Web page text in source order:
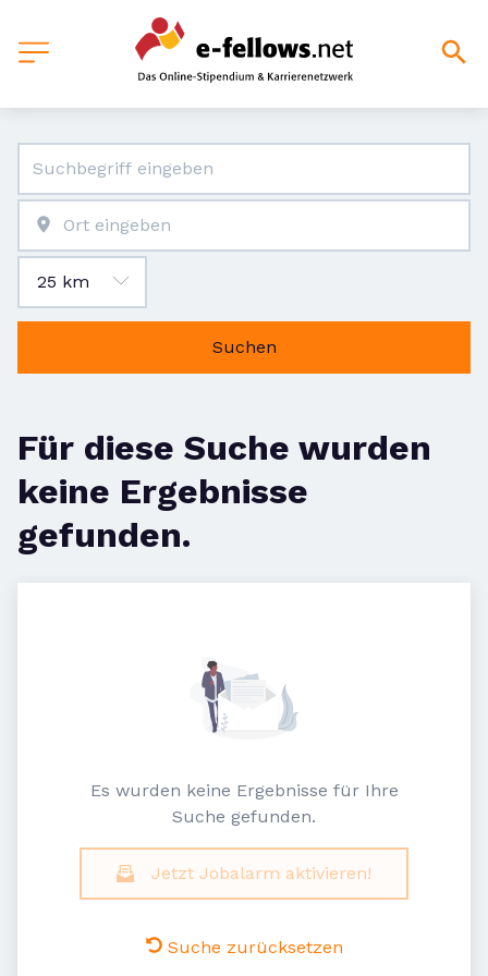
Suchen
Für diese Suche wurden
keine Ergebnisse
gefunden.
Es wurden keine Ergebnisse für Ihre
Suche gefunden.
Jetzt Jobalarm aktivieren!
Suche zurücksetzen